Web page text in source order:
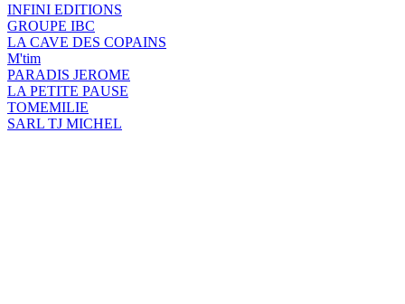
INFINI EDITIONS
GROUPE IBC
LA CAVE DES COPAINS
M'tim
PARADIS JEROME
LA PETITE PAUSE
TOMEMILIE
SARL TJ MICHEL